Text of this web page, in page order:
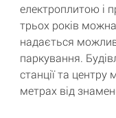
електроплитою і
трьох років
надається
паркування.
станції та
метрах від